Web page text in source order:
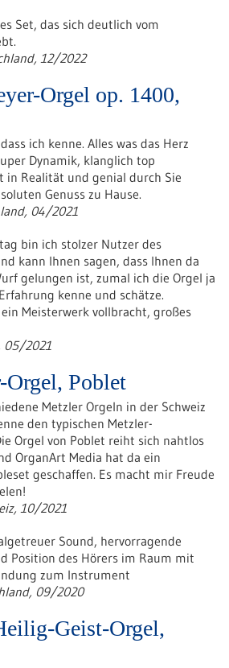
Set, das sich deutlich vom
12/2022
Orgel op. 1400,
ich kenne. Alles was das Herz
Dynamik, klanglich top
in Realität und genial durch Sie
Genuss zu Hause.
04/2021
bin ich stolzer Nutzer des
kann Ihnen sagen, dass Ihnen da
gelungen ist, zumal ich die Orgel ja
kenne und schätze.
Meisterwerk vollbracht, großes
05/2021
Poblet
Metzler Orgeln in der Schweiz
den typischen Metzler-
Orgel von Poblet reiht sich nahtlos
OrganArt Media hat da ein
geschaffen. Es macht mir Freude
10/2021
Sound, hervorragende
Position des Hörers im Raum mit
zum Instrument
09/2020
Geist-Orgel,